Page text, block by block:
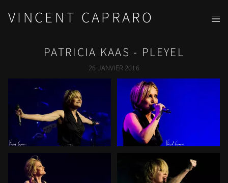
VINCENT CAPRARO
PATRICIA KAAS - PLEYEL
26 JANVIER 2016